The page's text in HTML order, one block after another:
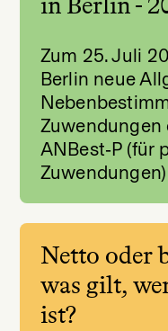
Zum 25. Juli
Berlin neue
ANBest‑P (für
Netto oder
was gilt,
ist?